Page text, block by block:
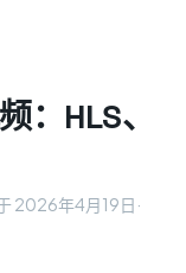
：HLS、
2026年4月19日 ·